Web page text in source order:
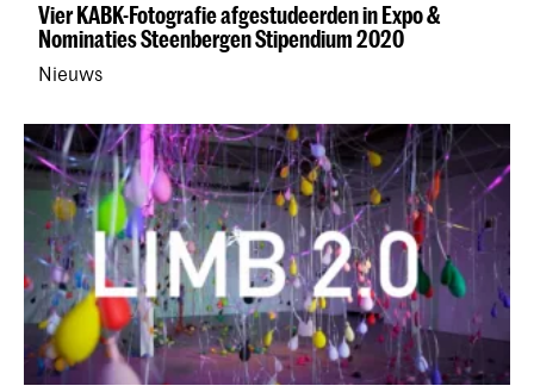
Vier KABK-Fotografie afgestudeerden in Expo &
Nominaties Steenbergen Stipendium 2020
Nieuws